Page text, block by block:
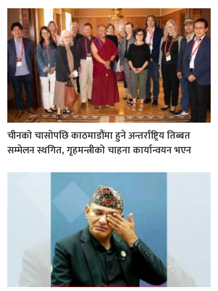
चीनको चासोपछि काठमाडौंमा हुने अन्तर्राष्ट्रिय तिब्बत
सम्मेलन स्थगित, गृहमन्त्रीको चाहना कार्यान्वयन भएन